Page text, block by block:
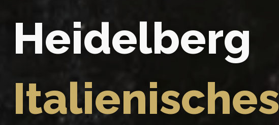
Heidelberg
Italienisches